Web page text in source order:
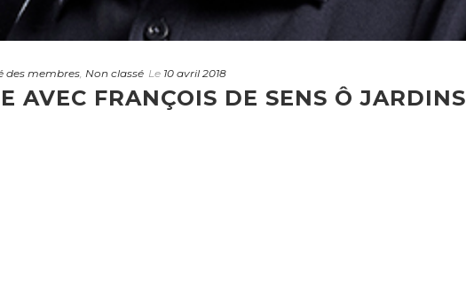
des membres, Non classé Le 10 avril 2018
AVEC FRANÇOIS DE SENS Ô JARDINS